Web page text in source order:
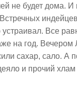
не будет дома.
Все
на год.
сахар, сало. А
и прочий хлам